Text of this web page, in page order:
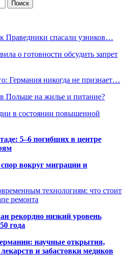
Праведники спасали узников…
о готовности обсудить запрет
Германия никогда не признает…
в Польше на жилье и питание?
в состоянии повышенной
5–6 погибших в центре
вокруг миграции и
технологиям: что стоит
ремонта
рекордно низкий уровень
года
научные открытия,
и забастовки медиков